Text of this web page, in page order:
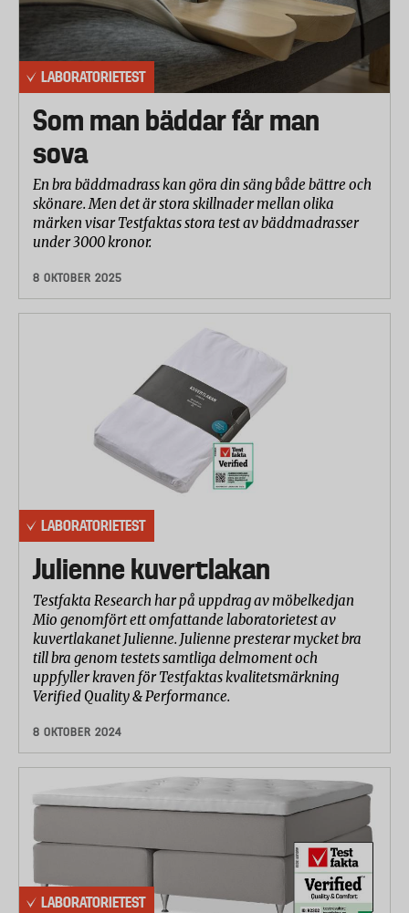
LABORATORIETEST
Som man bäddar får man
sova
En bra bäddmadrass kan göra din säng både bättre och
skönare. Men det är stora skillnader mellan olika
märken visar Testfaktas stora test av bäddmadrasser
under 3000 kronor.
8 OKTOBER 2025
LABORATORIETEST
Julienne kuvertlakan
Testfakta Research har på uppdrag av möbelkedjan
Mio genomfört ett omfattande laboratorietest av
kuvertlakanet Julienne. Julienne presterar mycket bra
till bra genom testets samtliga delmoment och
uppfyller kraven för Testfaktas kvalitetsmärkning
Verified Quality & Performance.
8 OKTOBER 2024
LABORATORIETEST